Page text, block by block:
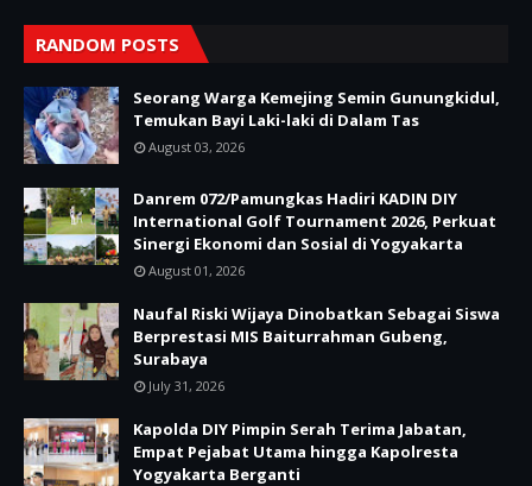
RANDOM POSTS
Seorang Warga Kemejing Semin Gunungkidul,
Temukan Bayi Laki-laki di Dalam Tas
August 03, 2026
Danrem 072/Pamungkas Hadiri KADIN DIY
International Golf Tournament 2026, Perkuat
Sinergi Ekonomi dan Sosial di Yogyakarta
August 01, 2026
Naufal Riski Wijaya Dinobatkan Sebagai Siswa
Berprestasi MIS Baiturrahman Gubeng,
Surabaya
July 31, 2026
Kapolda DIY Pimpin Serah Terima Jabatan,
Empat Pejabat Utama hingga Kapolresta
Yogyakarta Berganti